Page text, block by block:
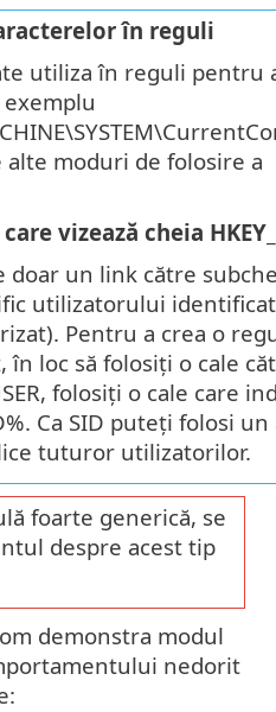
în reguli
utiliza în reguli pentru
alte moduri de folosire a
vizează cheia
doar un link către
utilizatorului
Pentru a crea o
loc să folosiți o cale
folosiți o cale care
Ca SID puteți folosi
tuturor utilizatorilor.
foarte generică, se
despre acest tip
demonstra modul
nedorit